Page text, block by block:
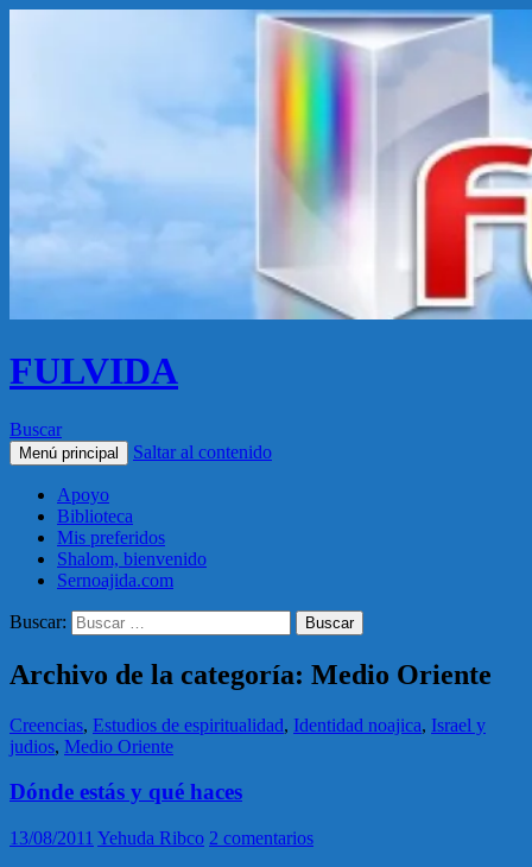
FULVIDA
Buscar
Menú principal Saltar al contenido
Apoyo
Biblioteca
Mis preferidos
Shalom, bienvenido
Sernoajida.com
Buscar:
Archivo de la categoría: Medio Oriente
Creencias, Estudios de espiritualidad, Identidad noajica, Israel y
judios, Medio Oriente
Dónde estás y qué haces
13/08/2011 Yehuda Ribco 2 comentarios